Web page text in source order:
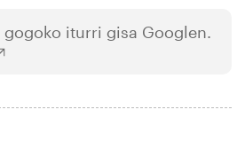
gogoko iturri gisa Googlen.